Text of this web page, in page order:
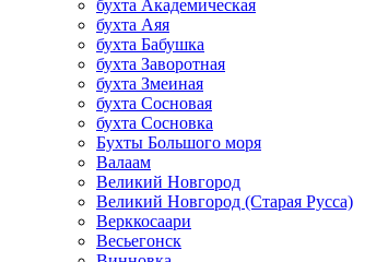
бухта Академическая
бухта Аяя
бухта Бабушка
бухта Заворотная
бухта Змеиная
бухта Сосновая
бухта Сосновка
Бухты Большого моря
Валаам
Великий Новгород
Великий Новгород (Старая Русса)
Верккосаари
Весьегонск